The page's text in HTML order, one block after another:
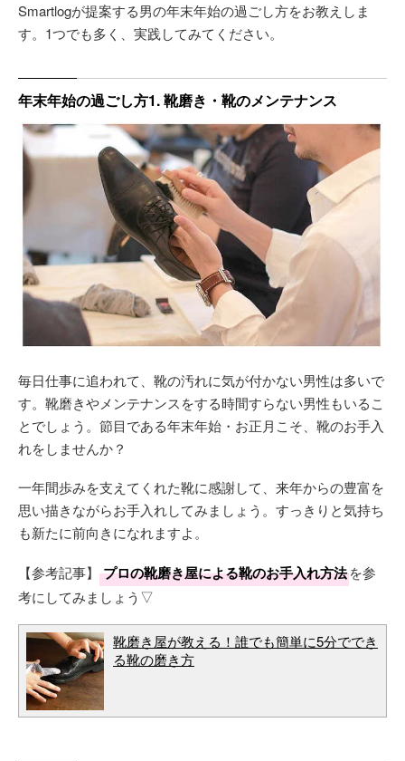
Smartlogが提案する男の年末年始の過ごし方をお教えしま
す。1つでも多く、実践してみてください。
年末年始の過ごし方1. 靴磨き・靴のメンテナンス
毎日仕事に追われて、靴の汚れに気が付かない男性は多いで
す。靴磨きやメンテナンスをする時間すらない男性もいるこ
とでしょう。節目である年末年始・お正月こそ、靴のお手入
れをしませんか？
一年間歩みを支えてくれた靴に感謝して、来年からの豊富を
思い描きながらお手入れしてみましょう。すっきりと気持ち
も新たに前向きになれますよ。
【参考記事】 プロの靴磨き屋による靴のお手入れ方法を参
考にしてみましょう▽
靴磨き屋が教える！誰でも簡単に5分ででき
る靴の磨き方